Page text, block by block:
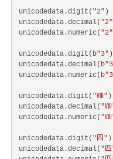
unicodedata.digit( "2"
unicodedata.decimal( "2"
unicodedata.numeric( "2"
unicodedata.digit( b"3"
unicodedata.decimal(
unicodedata.numeric(
unicodedata.digit( "Ⅷ"
unicodedata.decimal(
unicodedata.numeric(
unicodedata.digit( "四"
unicodedata.decimal( "